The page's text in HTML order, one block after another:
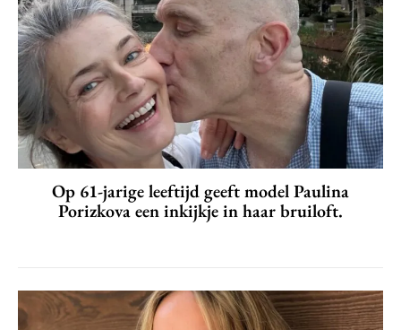
Op 61-jarige leeftijd geeft model Paulina
Porizkova een inkijkje in haar bruiloft.